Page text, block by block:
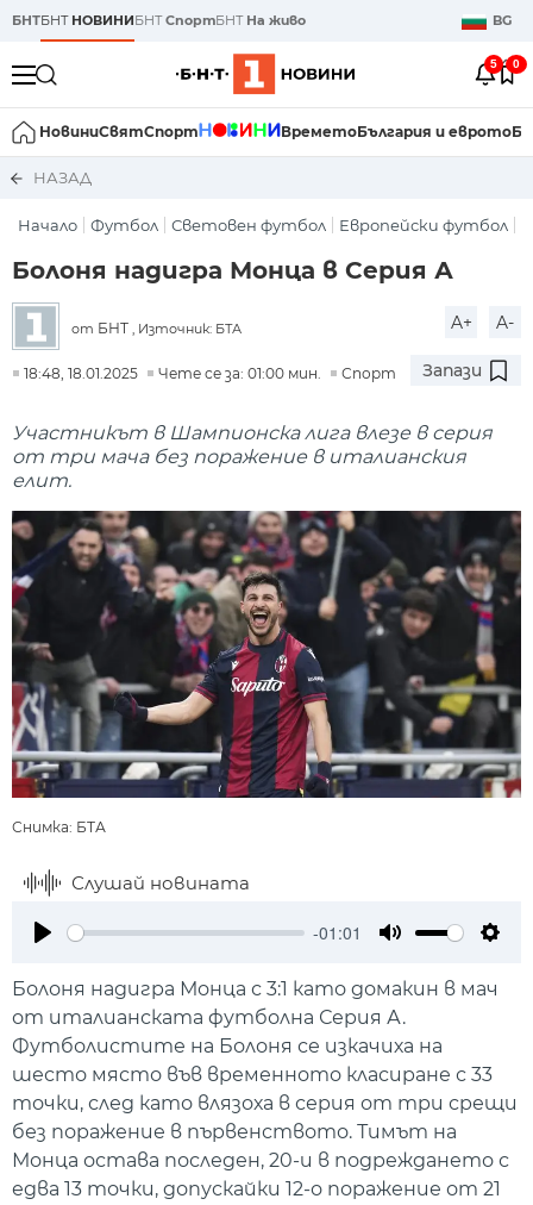
БНТБНТ НОВИНИБНТСпортБНТ На живо BG
5 0
НовиниСвятСпорт ВреметоБългария и еврото
НАЗАД
Начало Футбол Световен футбол Европейски футбол
Болоня надигра Монца в Серия А
от БНТ , Източник: БТА A+ A-
18:48, 18.01.2025 Чете се за: 01:00 мин. Спорт Запази
Участникът в Шампионска лига влезе в серия
от три мача без поражение в италианския
елит.
Снимка: БТА
Слушай новината
-01:01
Болоня надигра Монца с 3:1 като домакин в мач
от италианската футболна Серия А.
Футболистите на Болоня се изкачиха на
шесто място във временното класиране с 33
точки, след като влязоха в серия от три срещи
без поражение в първенството. Тимът на
Монца остава последен, 20-и в подреждането с
едва 13 точки, допускайки 12-о поражение от 21